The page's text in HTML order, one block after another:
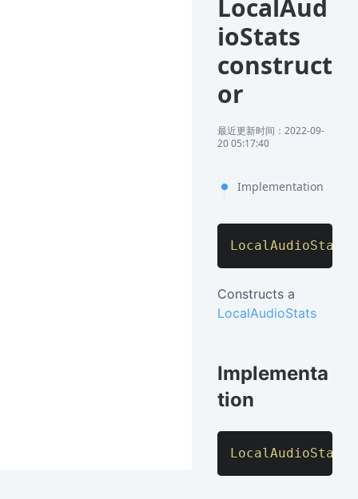
LocalAud
ioStats
construct
or
最近更新时间：2022-09-
20 05:17:40
Implementation
LocalAudioStats
Constructs a
LocalAudioStats
Implementa
tion
LocalAudioStats